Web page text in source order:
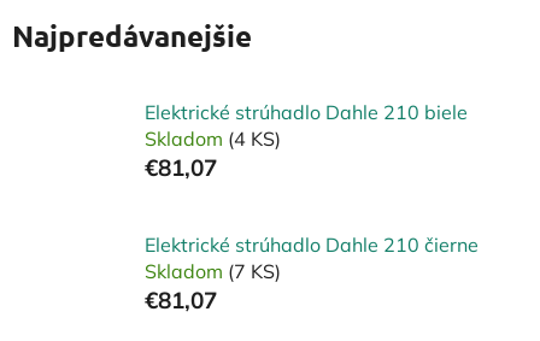
Najpredávanejšie
Elektrické strúhadlo Dahle 210 biele
Skladom (4 KS)
€81,07
Elektrické strúhadlo Dahle 210 čierne
Skladom (7 KS)
€81,07